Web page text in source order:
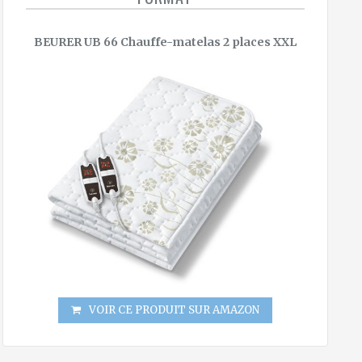
BEURER UB 66 Chauffe-matelas 2 places XXL
VOIR CE PRODUIT SUR AMAZON